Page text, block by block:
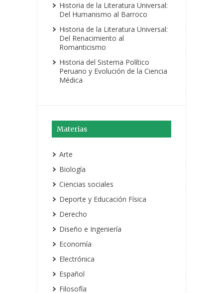
Historia de la Literatura Universal:
Del Humanismo al Barroco
Historia de la Literatura Universal:
Del Renacimiento al
Romanticismo
Historia del Sistema Político
Peruano y Evolución de la Ciencia
Médica
Materias
Arte
Biología
Ciencias sociales
Deporte y Educación Física
Derecho
Diseño e Ingeniería
Economía
Electrónica
Español
Filosofía